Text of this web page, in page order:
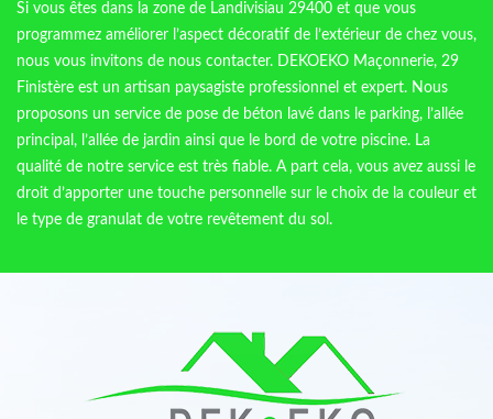
Si vous êtes dans la zone de Landivisiau 29400 et que vous
programmez améliorer l’aspect décoratif de l’extérieur de chez vous,
nous vous invitons de nous contacter. DEKOEKO Maçonnerie, 29
Finistère est un artisan paysagiste professionnel et expert. Nous
proposons un service de pose de béton lavé dans le parking, l’allée
principal, l’allée de jardin ainsi que le bord de votre piscine. La
qualité de notre service est très fiable. A part cela, vous avez aussi le
droit d’apporter une touche personnelle sur le choix de la couleur et
le type de granulat de votre revêtement du sol.